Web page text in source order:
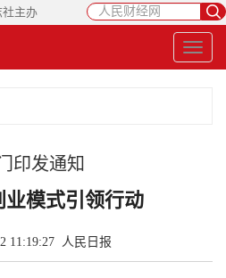
社主办
印发通知
业模式引领行动
11:19:27 人民日报